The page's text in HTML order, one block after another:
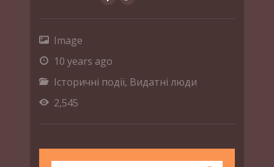
Image
10 years ago
Історичні події, Видатні люди
2,545